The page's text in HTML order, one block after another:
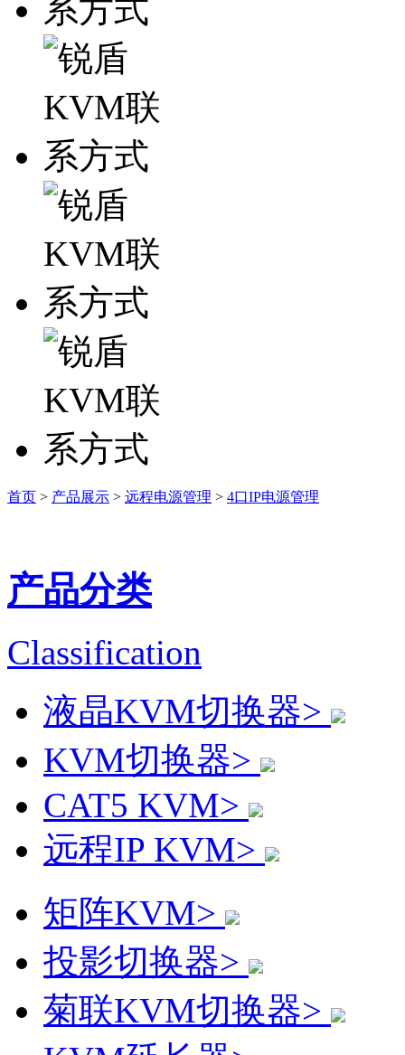
首页 > 产品展示 > 远程电源管理 > 4口IP电源管理
产品分类
Classification
液晶KVM切换器>
KVM切换器>
CAT5 KVM>
远程IP KVM>
矩阵KVM>
投影切换器>
菊联KVM切换器>